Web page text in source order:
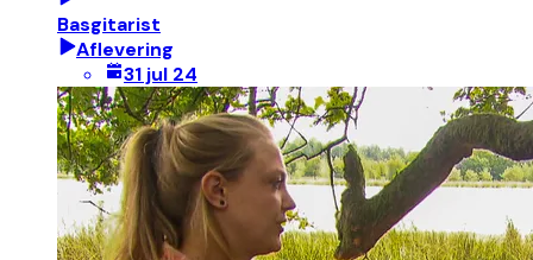
Basgitarist
Aflevering
31 jul 24